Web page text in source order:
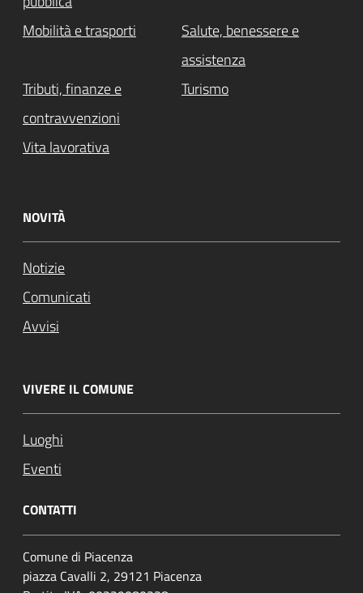
Mobilità e trasporti
Salute, benessere e
assistenza
Tributi, finanze e
contravvenzioni
Turismo
Vita lavorativa
NOVITÀ
Notizie
Comunicati
Avvisi
VIVERE IL COMUNE
Luoghi
Eventi
CONTATTI
Comune di Piacenza
piazza Cavalli 2, 29121 Piacenza